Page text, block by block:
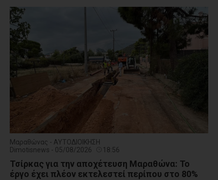
Μαραθώνας - ΑΥΤΟΔΙΟΙΚΗΣΗ
Dimotisnews - 05/08/2026
18:56
Τσίρκας για την αποχέτευση Μαραθώνα: Το
έργο έχει πλέον εκτελεστεί περίπου στο 80%